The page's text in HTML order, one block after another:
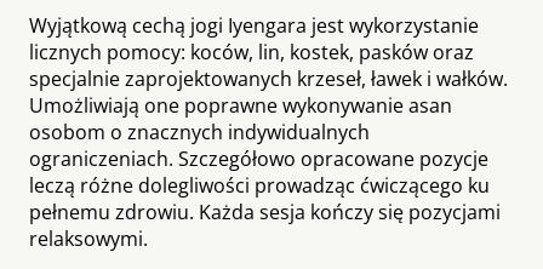
Wyjątkową cechą jogi Iyengara jest wykorzystanie
licznych pomocy: koców, lin, kostek, pasków oraz
specjalnie zaprojektowanych krzeseł, ławek i wałków.
Umożliwiają one poprawne wykonywanie asan
osobom o znacznych indywidualnych
ograniczeniach. Szczegółowo opracowane pozycje
leczą różne dolegliwości prowadząc ćwiczącego ku
pełnemu zdrowiu. Każda sesja kończy się pozycjami
relaksowymi.